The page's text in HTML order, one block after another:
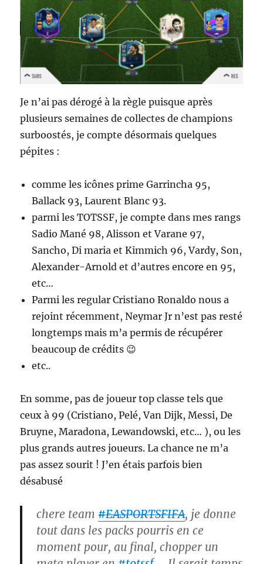
Je n’ai pas dérogé à la règle puisque après
plusieurs semaines de collectes de champions
surboostés, je compte désormais quelques
pépites :
comme les icônes prime Garrincha 95,
Ballack 93, Laurent Blanc 93.
parmi les TOTSSF, je compte dans mes rangs
Sadio Mané 98, Alisson et Varane 97,
Sancho, Di maria et Kimmich 96, Vardy, Son,
Alexander-Arnold et d’autres encore en 95,
etc…
Parmi les regular Cristiano Ronaldo nous a
rejoint récemment, Neymar Jr n’est pas resté
longtemps mais m’a permis de récupérer
beaucoup de crédits 😉
etc..
En somme, pas de joueur top classe tels que
ceux à 99 (Cristiano, Pelé, Van Dijk, Messi, De
Bruyne, Maradona, Lewandowski, etc… ), ou les
plus grands autres joueurs. La chance ne m’a
pas assez sourit ! J’en étais parfois bien
désabusé
chere team#EASPORTSFIFA, je donne
tout dans les packs pourris en ce
moment pour, au final, chopper un